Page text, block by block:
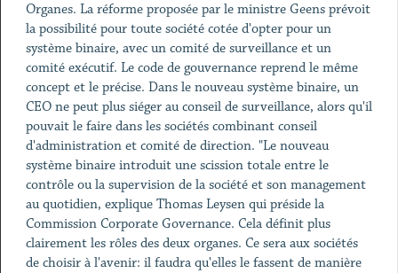
Organes. La réforme proposée par le ministre Geens prévoit
la possibilité pour toute société cotée d'opter pour un
système binaire, avec un comité de surveillance et un
comité exécutif. Le code de gouvernance reprend le même
concept et le précise. Dans le nouveau système binaire, un
CEO ne peut plus siéger au conseil de surveillance, alors qu'il
pouvait le faire dans les sociétés combinant conseil
d'administration et comité de direction. "Le nouveau
système binaire introduit une scission totale entre le
contrôle ou la supervision de la société et son management
au quotidien, explique Thomas Leysen qui préside la
Commission Corporate Governance. Cela définit plus
clairement les rôles des deux organes. Ce sera aux sociétés
de choisir à l'avenir: il faudra qu'elles le fassent de manière